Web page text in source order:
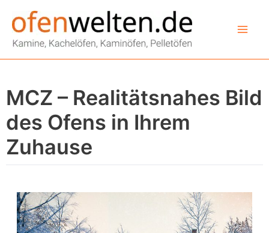
Inhalt
springen
MCZ – Realitätsnahes Bild
des Ofens in Ihrem
Zuhause